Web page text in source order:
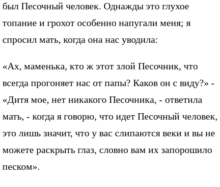
был Песочный человек. Однажды это глухое
топание и грохот особенно напугали меня; я
спросил мать, когда она нас уводила:
«Ах, маменька, кто ж этот злой Песочник, что
всегда прогоняет нас от папы? Каков он с виду?» -
«Дитя мое, нет никакого Песочника, - ответила
мать, - когда я говорю, что идет Песочный человек,
это лишь значит, что у вас слипаются веки и вы не
можете раскрыть глаз, словно вам их запорошило
песком».